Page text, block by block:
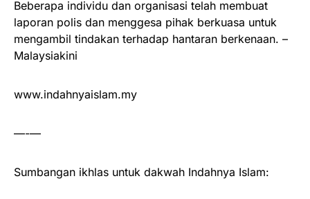
Beberapa individu dan organisasi telah membuat
laporan polis dan menggesa pihak berkuasa untuk
mengambil tindakan terhadap hantaran berkenaan. –
Malaysiakini
www.indahnyaislam.my
—-—
Sumbangan ikhlas untuk dakwah Indahnya Islam: